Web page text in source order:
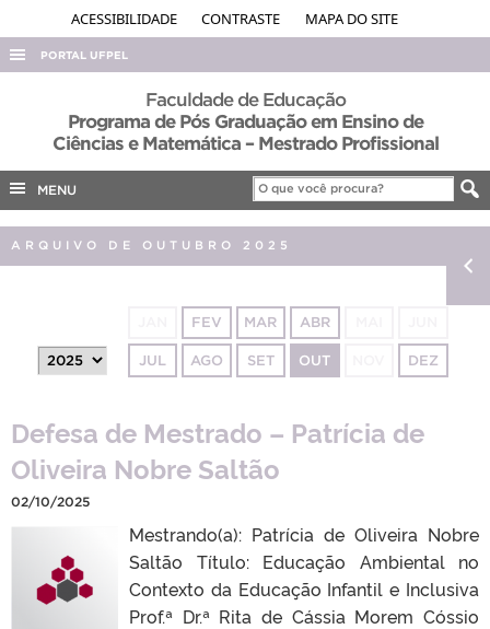
ACESSIBILIDADE CONTRASTE MAPA DO SITE
PORTAL UFPEL
ACESSO À INFORMAÇÃO
AUDITORIA
EDITAIS
PORTARIAS
Faculdade de Educação
Programa de Pós Graduação em Ensino de
Ciências e Matemática – Mestrado Profissional
MENU
ARQUIVO DE OUTUBRO 2025
FEV MAR ABR
JUL AGO SET OUT DEZ
Defesa de Mestrado – Patrícia de
Oliveira Nobre Saltão
02/10/2025
Mestrando(a): Patrícia de Oliveira Nobre
Saltão Título: Educação Ambiental no
Contexto da Educação Infantil e Inclusiva
Prof.ª Dr.ª Rita de Cássia Morem Cóssio